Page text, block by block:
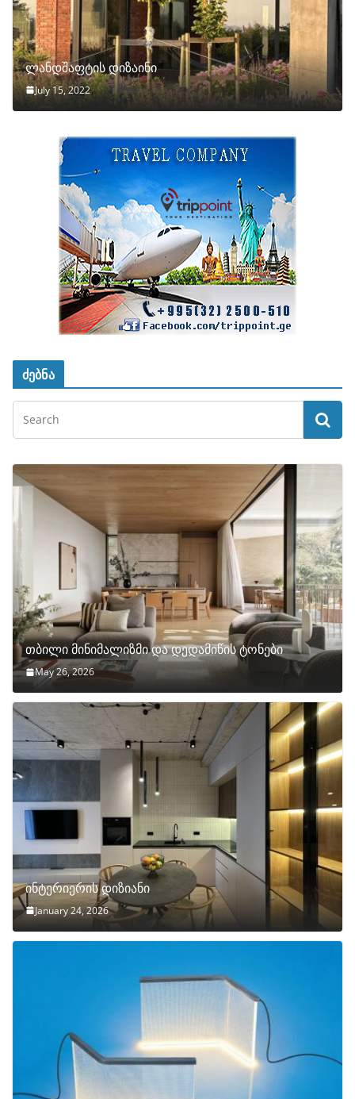
ლანდშაფტის დიზაინი
July 15, 2022
ძებნა
თბილი მინიმალიზმი და დედამიწის ტონები
May 26, 2026
ინტერიერის დიზიანი
January 24, 2026